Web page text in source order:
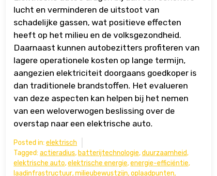
lucht en verminderen de uitstoot van
schadelijke gassen, wat positieve effecten
heeft op het milieu en de volksgezondheid.
Daarnaast kunnen autobezitters profiteren van
lagere operationele kosten op lange termijn,
aangezien elektriciteit doorgaans goedkoper is
dan traditionele brandstoffen. Het evalueren
van deze aspecten kan helpen bij het nemen
van een weloverwogen beslissing over de
overstap naar een elektrische auto.
Posted in: elektrisch
Tagged: actieradius, batterijtechnologie,duurzaamheid,
elektrische auto,elektrische energie,energie-efficiëntie,
laadinfrastructuur,milieubewustzijn,oplaadpunten,